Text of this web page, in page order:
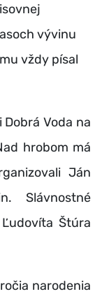
vývinu
vždy písal
Voda na
ad hrobom má
Ján
Slávnostné
Štúra
narodenia